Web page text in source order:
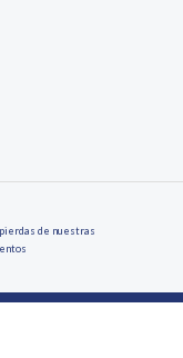
de nuestras